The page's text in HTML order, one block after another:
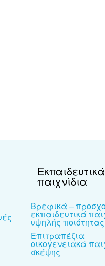
Εκπαιδευτικά
παιχνίδια
Βρεφικά –
εκπαιδευτικά
υψηλής ποιότητας
Επιτραπέζια
οικογενειακά
σκέψης